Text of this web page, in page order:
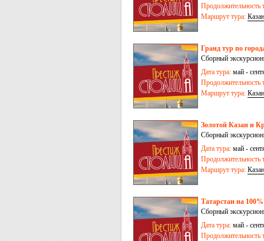
Продолжительность
Маршрут тура:
Гранд тур по
Сборный
Дата тура: май -
Продолжительность
Маршрут тура:
Золотой Казан и
Сборный
Дата тура: май -
Продолжительность
Маршрут тура:
Татарстан на
Сборный
Дата тура: май -
Продолжительность